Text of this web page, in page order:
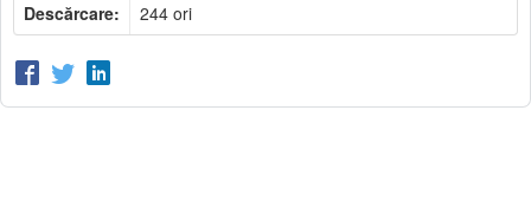
Descărcare:
244 ori